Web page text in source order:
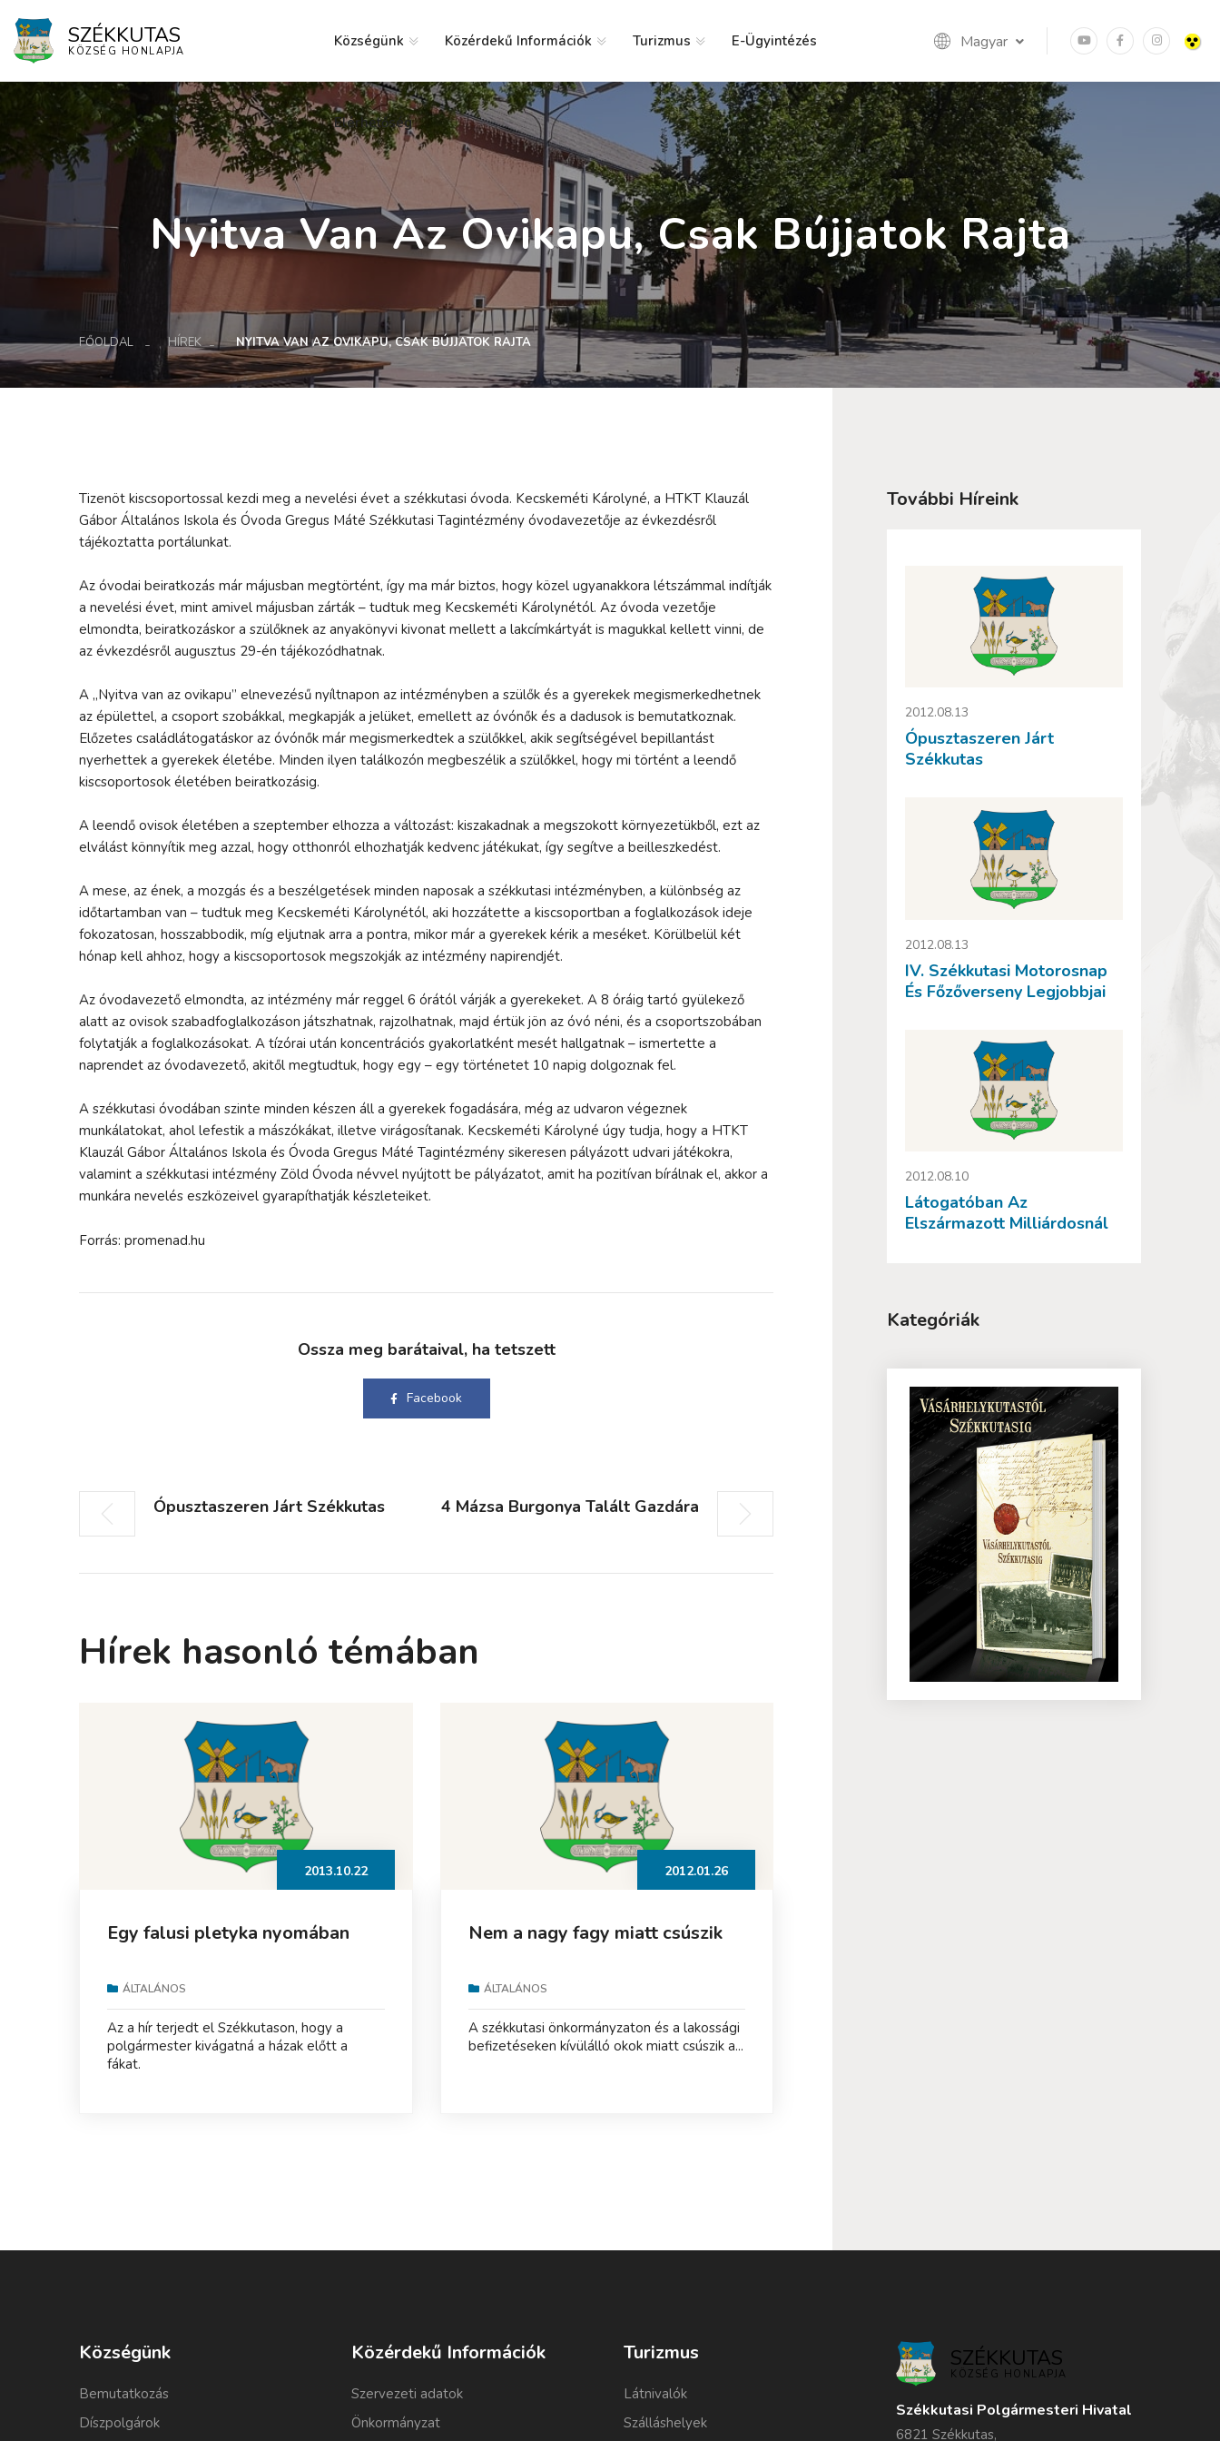
SZÉKKUTAS
KÖZSÉG HONLAPJA Magyar
Községünk Közérdekű Információk Turizmus E-Ügyintézés
Elérhetőség
Nyitva Van Az Ovikapu, Csak Bújjatok Rajta
FŐOLDAL HÍREK NYITVA VAN AZ OVIKAPU, CSAK BÚJJATOK RAJTA
Tizenöt kiscsoportossal kezdi meg a nevelési évet a székkutasi óvoda. Kecskeméti Károlyné, a HTKT Klauzál
Gábor Általános Iskola és Óvoda Gregus Máté Székkutasi Tagintézmény óvodavezetője az évkezdésről
tájékoztatta portálunkat.
Az óvodai beiratkozás már májusban megtörtént, így ma már biztos, hogy közel ugyanakkora létszámmal indítják
a nevelési évet, mint amivel májusban zárták – tudtuk meg Kecskeméti Károlynétól. Az óvoda vezetője
elmondta, beiratkozáskor a szülőknek az anyakönyvi kivonat mellett a lakcímkártyát is magukkal kellett vinni, de
az évkezdésről augusztus 29-én tájékozódhatnak.
A „Nyitva van az ovikapu” elnevezésű nyíltnapon az intézményben a szülők és a gyerekek megismerkedhetnek
az épülettel, a csoport szobákkal, megkapják a jelüket, emellett az óvónők és a dadusok is bemutatkoznak.
Előzetes családlátogatáskor az óvónők már megismerkedtek a szülőkkel, akik segítségével bepillantást
nyerhettek a gyerekek életébe. Minden ilyen találkozón megbeszélik a szülőkkel, hogy mi történt a leendő
kiscsoportosok életében beiratkozásig.
A leendő ovisok életében a szeptember elhozza a változást: kiszakadnak a megszokott környezetükből, ezt az
elválást könnyítik meg azzal, hogy otthonról elhozhatják kedvenc játékukat, így segítve a beilleszkedést.
A mese, az ének, a mozgás és a beszélgetések minden naposak a székkutasi intézményben, a különbség az
időtartamban van – tudtuk meg Kecskeméti Károlynétól, aki hozzátette a kiscsoportban a foglalkozások ideje
fokozatosan, hosszabbodik, míg eljutnak arra a pontra, mikor már a gyerekek kérik a meséket. Körülbelül két
hónap kell ahhoz, hogy a kiscsoportosok megszokják az intézmény napirendjét.
Az óvodavezető elmondta, az intézmény már reggel 6 órától várják a gyerekeket. A 8 óráig tartó gyülekező
alatt az ovisok szabadfoglalkozáson játszhatnak, rajzolhatnak, majd értük jön az óvó néni, és a csoportszobában
folytatják a foglalkozásokat. A tízórai után koncentrációs gyakorlatként mesét hallgatnak – ismertette a
naprendet az óvodavezető, akitől megtudtuk, hogy egy – egy történetet 10 napig dolgoznak fel.
A székkutasi óvodában szinte minden készen áll a gyerekek fogadására, még az udvaron végeznek
munkálatokat, ahol lefestik a mászókákat, illetve virágosítanak. Kecskeméti Károlyné úgy tudja, hogy a HTKT
Klauzál Gábor Általános Iskola és Óvoda Gregus Máté Tagintézmény sikeresen pályázott udvari játékokra,
valamint a székkutasi intézmény Zöld Óvoda névvel nyújtott be pályázatot, amit ha pozitívan bírálnak el, akkor a
munkára nevelés eszközeivel gyarapíthatják készleteiket.
Forrás: promenad.hu
Ossza meg barátaival, ha tetszett
Facebook
Ópusztaszeren Járt Székkutas 4 Mázsa Burgonya Talált Gazdára
Hírek hasonló témában
2013.10.22
Egy falusi pletyka nyomában
ÁLTALÁNOS
Az a hír terjedt el Székkutason, hogy a
polgármester kivágatná a házak előtt a
fákat.
2012.01.26
Nem a nagy fagy miatt csúszik
ÁLTALÁNOS
A székkutasi önkormányzaton és a lakossági
befizetéseken kívülálló okok miatt csúszik a...
További Híreink
2012.08.13
Ópusztaszeren Járt
Székkutas
2012.08.13
IV. Székkutasi Motorosnap
És Főzőverseny Legjobbjai
2012.08.10
Látogatóban Az
Elszármazott Milliárdosnál
Kategóriák
Községünk
Bemutatkozás
Díszpolgárok
Közérdekű Információk
Szervezeti adatok
Önkormányzat
Turizmus
Látnivalók
Szálláshelyek
SZÉKKUTAS
KÖZSÉG HONLAPJA
Székkutasi Polgármesteri Hivatal
6821 Székkutas,